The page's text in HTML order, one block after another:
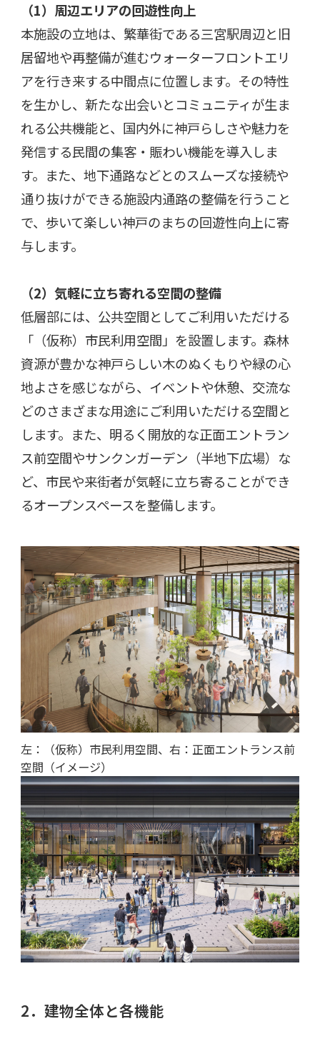
（1）周辺エリアの回遊性向上
本施設の立地は、繁華街である三宮駅周辺と旧
居留地や再整備が進むウォーターフロントエリ
アを行き来する中間点に位置します。その特性
を生かし、新たな出会いとコミュニティが生ま
れる公共機能と、国内外に神戸らしさや魅力を
発信する民間の集客・賑わい機能を導入しま
す。また、地下通路などとのスムーズな接続や
通り抜けができる施設内通路の整備を行うこと
で、歩いて楽しい神戸のまちの回遊性向上に寄
与します。
（2）気軽に立ち寄れる空間の整備
低層部には、公共空間としてご利用いただける
「（仮称）市民利用空間」を設置します。森林
資源が豊かな神戸らしい木のぬくもりや緑の心
地よさを感じながら、イベントや休憩、交流な
どのさまざまな用途にご利用いただける空間と
します。また、明るく開放的な正面エントラン
ス前空間やサンクンガーデン（半地下広場）な
ど、市民や来街者が気軽に立ち寄ることができ
るオープンスペースを整備します。
左：（仮称）市民利用空間、右：正面エントランス前
空間（イメージ）
2．建物全体と各機能